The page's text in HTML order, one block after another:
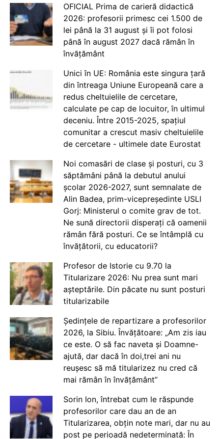
OFICIAL Prima de carieră didactică
2026: profesorii primesc cei 1.500 de
lei până la 31 august și îi pot folosi
până în august 2027 dacă rămân în
învățământ
Unici în UE: România este singura țară
din întreaga Uniune Europeană care a
redus cheltuielile de cercetare,
calculate pe cap de locuitor, în ultimul
deceniu. Între 2015-2025, spațiul
comunitar a crescut masiv cheltuielile
de cercetare - ultimele date Eurostat
Noi comasări de clase și posturi, cu 3
săptămâni până la debutul anului
școlar 2026-2027, sunt semnalate de
Alin Badea, prim-vicepreședinte USLI
Gorj: Ministerul o comite grav de tot.
Ne sună directorii disperați că oamenii
rămân fără posturi. Ce se întâmplă cu
învățătorii, cu educatorii?
Profesor de Istorie cu 9.70 la
Titularizare 2026: Nu prea sunt mari
așteptările. Din păcate nu sunt posturi
titularizabile
Ședințele de repartizare a profesorilor
2026, la Sibiu. Învățătoare: „Am zis iau
ce este. O să fac naveta și Doamne-
ajută, dar dacă în doi,trei ani nu
reușesc să mă titularizez nu cred că
mai rămân în învățământ”
Sorin Ion, întrebat cum le răspunde
profesorilor care dau an de an
Titularizarea, obțin note mari, dar nu au
post pe perioadă nedeterminată: În